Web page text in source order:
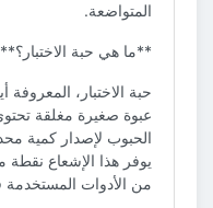
المتواضعة.
**ما هي حبة الاختبار؟**
حبة الاختبار،
عبوة صغيرة مغلقة
الحبوب لإصدار كمية
يوفر هذا الإشعاع نقطة
من الأدوات المستخدمة